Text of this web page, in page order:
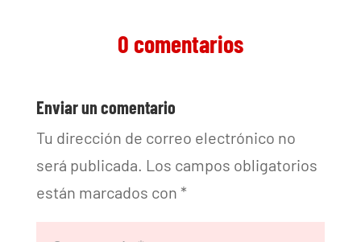
0 comentarios
Enviar un comentario
Tu dirección de correo electrónico no
será publicada. Los campos obligatorios
están marcados con *